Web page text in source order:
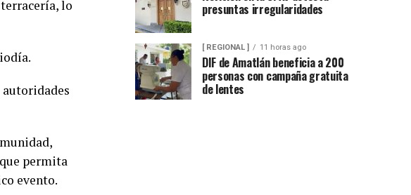
terracería, lo
autoridades
permita
evento.
presuntas irregularidades
[ REGIONAL ] 11 horas ago
DIF de Amatlán beneficia a 200
personas con campaña gratuita
de lentes